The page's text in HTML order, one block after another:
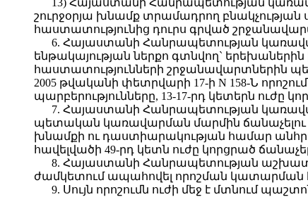
13) Հայաստանի Հանրապետության
շուրջօրյա խնամք տրամադրող
հաստատությունից դուրս գրված
6. Հայաստանի Հանրապետության
ենթակայության ներքո գտնվող`
հաստատությունների շրջանավարտներին
2005 թվականի փետրվարի 17-ի N 158-Ն
պարբերությունները, 13-17-րդ կետերն ուժը
7. Հայաստանի Հանրապետության
պետական կառավարման մարմին
խնամքի ու դաստիարակության համար
հավելվածի 49-րդ կետն ուժը կորցրած
8. Հայաստանի Հանրապետության
ժամկետում ապահովել որոշման կատարման
9. Սույն որոշումն ուժի մեջ է մտնում